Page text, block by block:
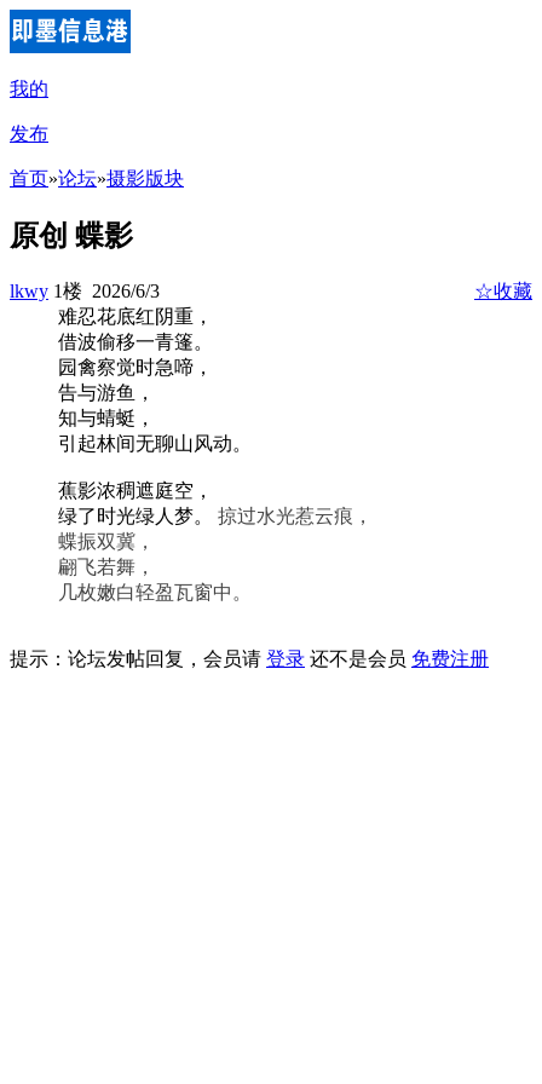
我的
发布
首页»论坛»摄影版块
原创 蝶影
lkwy 1楼 2026/6/3
☆收藏
难忍花底红阴重，
借波偷移一青篷。
园禽察觉时急啼，
告与游鱼，
知与蜻蜓，
引起林间无聊山风动。
蕉影浓稠遮庭空，
绿了时光绿人梦。
掠过水光惹云痕，
蝶振双冀，
翩飞若舞，
几枚嫩白轻盈瓦窗中。
提示：论坛发帖回复，会员请 登录 还不是会员 免费注册